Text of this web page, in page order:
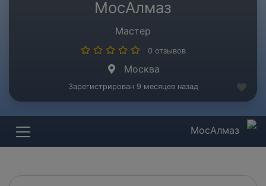
МосАлмаз
Мастер
0 отзывов
Москва
Зарегистрирован 9 месяцев назад
МосАлмаз